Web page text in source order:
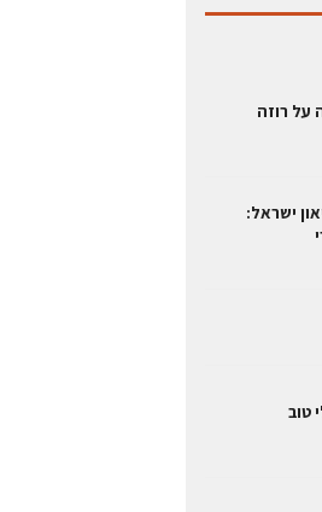
על רוזה
ישראל:
טוב